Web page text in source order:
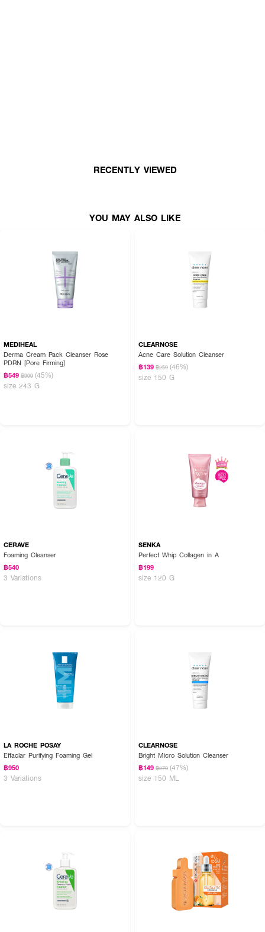
• ปราศจากซิลิโคน พาราเบน น้ำหอมสังเคราะห์ แอลกอฮอล์ น้ำมันจากปิโตรเลียม
How To Use :
เทคลีนซิ่งลงบนสำลีจนชุ่ม เช็ดทำความสะอาดทั่วใบหน้าและรอบดวงตา เปลี่ยนสำลี
เช็ดจนไม่มีคราบเครื่องสำอาง และสิ่งสกปรกค้างบนสำลี โดยไม่จำเป็นต้องล้าง
RECENTLY VIEWED
YOU MAY ALSO LIKE
MEDIHEAL
Derma Cream Pack Cleanser Rose
PDRN [Pore Firming]
฿549 ฿999 (45%)
size 243 G
CLEARNOSE
Acne Care Solution Cleanser
฿139 ฿259 (46%)
size 150 G
CERAVE
Foaming Cleanser
฿540
3 Variations
SENKA
Perfect Whip Collagen in A
฿199
size 120 G
LA ROCHE POSAY
Effaclar Purifying Foaming Gel
฿950
3 Variations
CLEARNOSE
Bright Micro Solution Cleanser
฿149 ฿279 (47%)
size 150 ML